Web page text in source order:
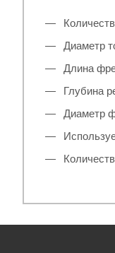
Диаметр
Длина
Глубина
Диаметр